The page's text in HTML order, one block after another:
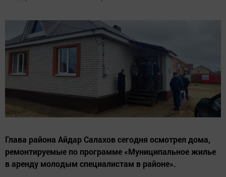
Глава района Айдар Салахов сегодня осмотрел дома,
ремонтируемые по программе «Муниципальное жилье
в аренду молодым специалистам в районе».